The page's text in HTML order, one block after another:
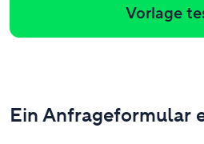
Vorlage
Ein Anfrageformular